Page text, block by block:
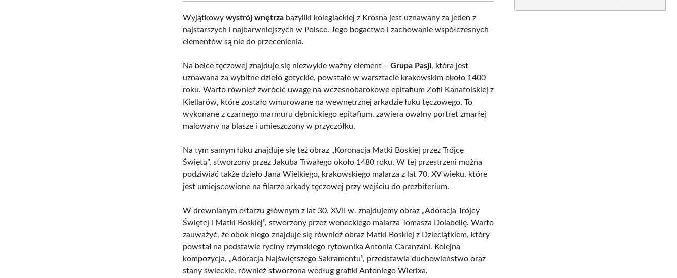
Wyjątkowywystrój wnętrza bazyliki kolegiackiej z Krosna jest uznawany za jeden z
najstarszych i najbarwniejszych w Polsce. Jego bogactwo i zachowanie współczesnych
elementów są nie do przecenienia.
Na belce tęczowej znajduje się niezwykle ważny element –Grupa Pasji, która jest
uznawana za wybitne dzieło gotyckie, powstałe w warsztacie krakowskim około 1400
roku. Warto również zwrócić uwagę na wczesnobarokowe epitafium Zofii Kanafolskiej z
Kiellarów, które zostało wmurowane na wewnętrznej arkadzie łuku tęczowego. To
wykonane z czarnego marmuru dębnickiego epitafium, zawiera owalny portret zmarłej
malowany na blasze i umieszczony w przyczółku.
Na tym samym łuku znajduje się też obraz „Koronacja Matki Boskiej przez Trójcę
Świętą”, stworzony przez Jakuba Trwałego około 1480 roku. W tej przestrzeni można
podziwiać także dzieło Jana Wielkiego, krakowskiego malarza z lat 70. XV wieku, które
jest umiejscowione na filarze arkady tęczowej przy wejściu do prezbiterium.
W drewnianym ołtarzu głównym z lat 30. XVII w. znajdujemy obraz „Adoracja Trójcy
Świętej i Matki Boskiej”, stworzony przez weneckiego malarza Tomasza Dolabellę. Warto
zauważyć, że obok niego znajduje się również obraz Matki Boskiej z Dzieciątkiem, który
powstał na podstawie ryciny rzymskiego rytownika Antonia Caranzani. Kolejna
kompozycja, „Adoracja Najświętszego Sakramentu”, przedstawia duchowieństwo oraz
stany świeckie, również stworzona według grafiki Antoniego Wierixa.